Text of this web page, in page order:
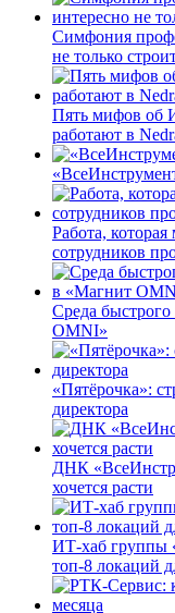
Симфония
не только
Пять мифов об
работают в
Работа,
сотрудников
Среда
OMNI»
«Пятёрочка»:
директора
ДНК
хочется расти
ИТ-хаб группы
топ-8 локаций